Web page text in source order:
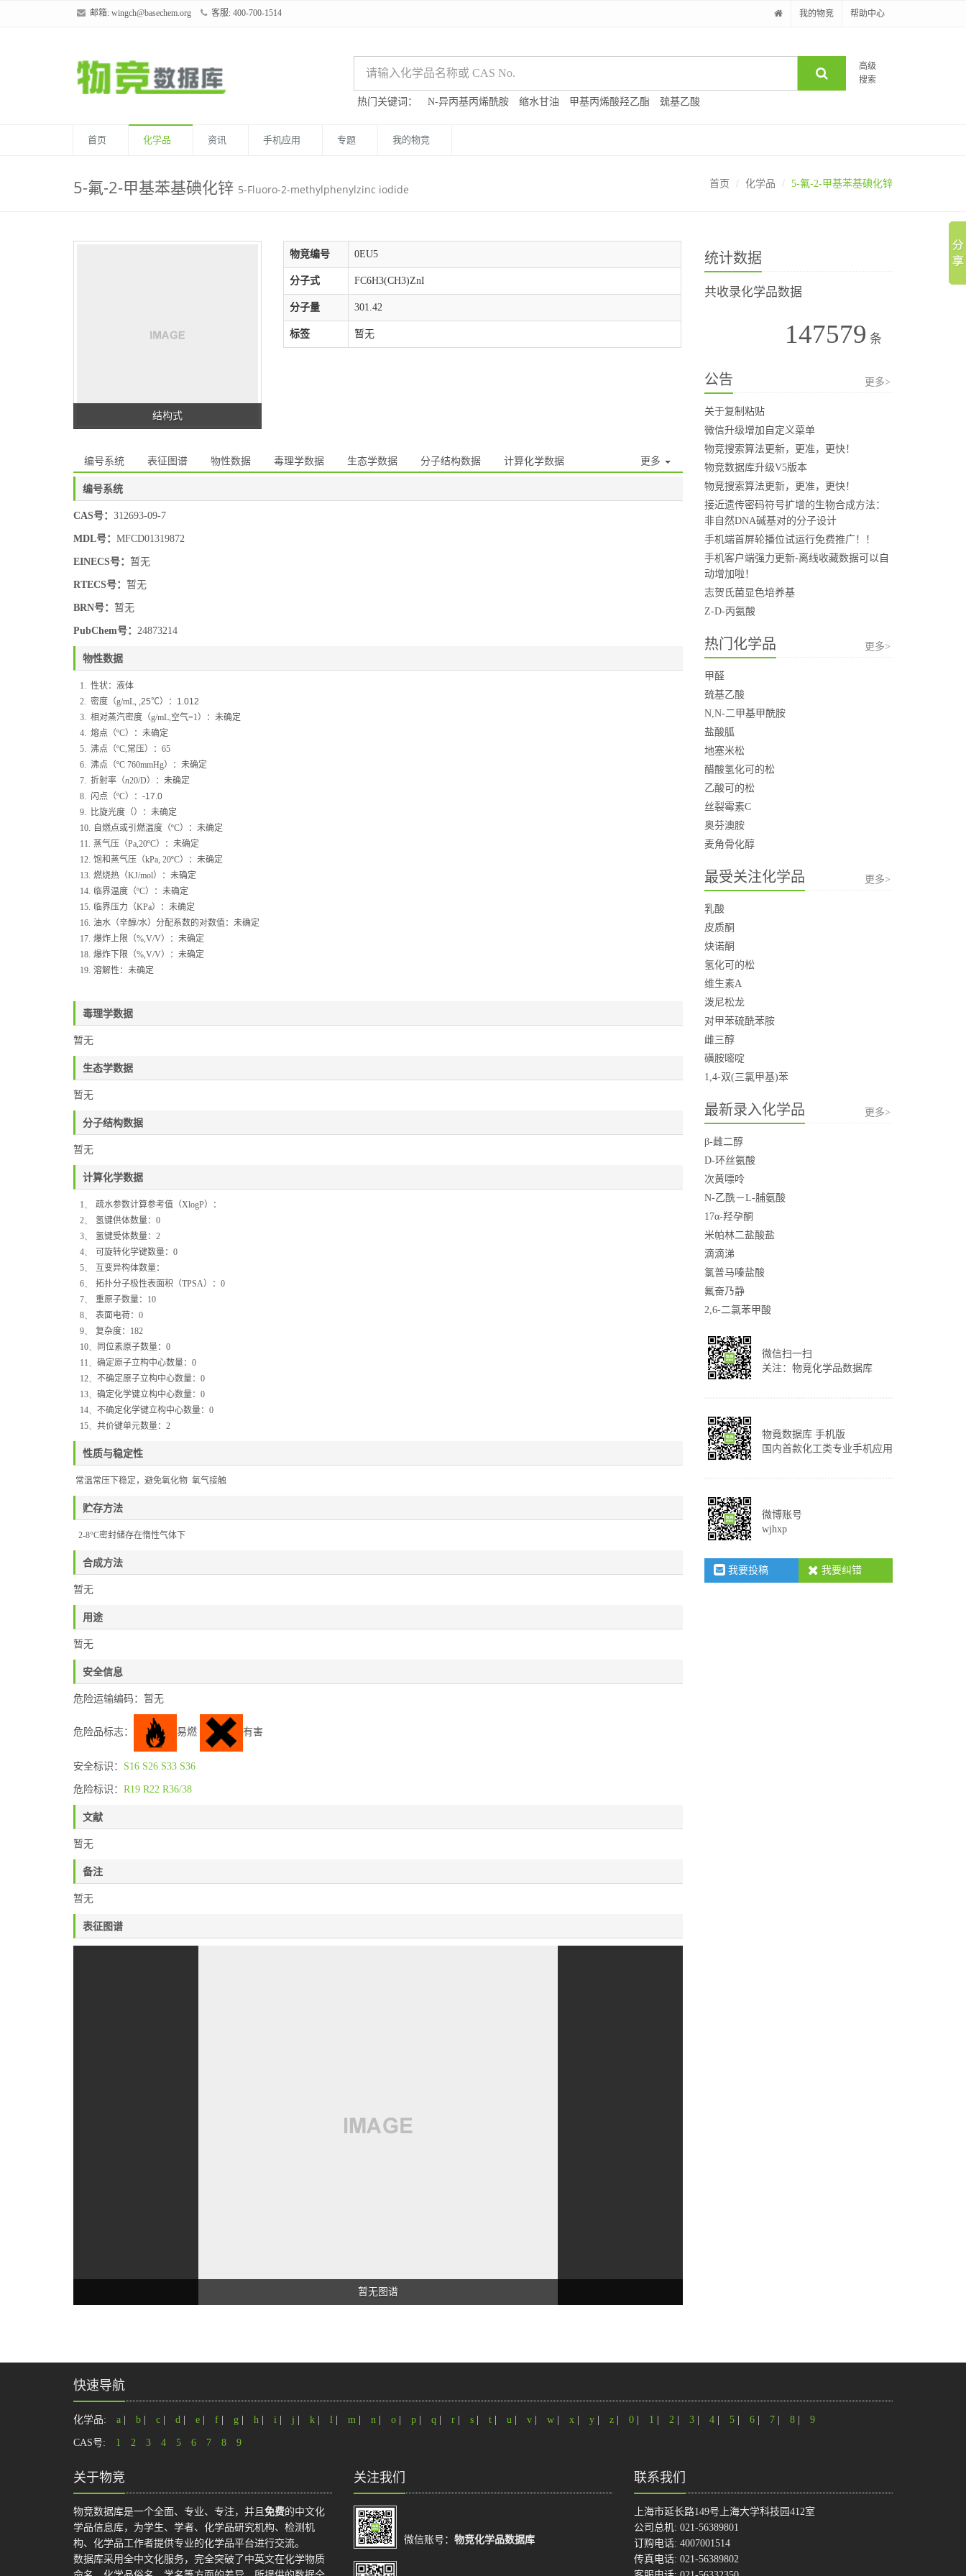
邮箱: wingch@basechem.org 客服: 400-700-1514 我的物竞 帮助中心
高级
搜索
热门关键词： N-异丙基丙烯酰胺 缩水甘油 甲基丙烯酸羟乙酯 巯基乙酸
首页 化学品 资讯 手机应用 专题 我的物竞
5-氟-2-甲基苯基碘化锌 5-Fluoro-2-methylphenylzinc iodide 首页 化学品 5-氟-2-甲基苯基碘化锌
结构式
物竞编号 0EU5
分子式 FC6H3(CH3)ZnI
分子量 301.42
标签 暂无
编号系统 表征图谱 物性数据 毒理学数据 生态学数据 分子结构数据 计算化学数据 更多
编号系统
CAS号： 312693-09-7
MDL号： MFCD01319872
EINECS号： 暂无
RTECS号： 暂无
BRN号： 暂无
PubChem号： 24873214
物性数据
1. 性状：液体
2. 密度（g/mL, ,25℃）： 1.012
3. 相对蒸汽密度（g/mL,空气=1）：未确定
4. 熔点（ºC）：未确定
5. 沸点（ºC,常压）：65
6. 沸点（ºC 760mmHg）：未确定
7. 折射率 （n20/D）：未确定
8. 闪点（ºC） ：-17.0
9.
比旋光度 （）：未确定
10. 自燃点或引燃温度（ºC）：未确定
11. 蒸气压（Pa,20ºC）：未确定
12. 饱和蒸气压（kPa, 20ºC）：未确定
13. 燃烧热（KJ/mol）：未确定
14. 临界温度（ºC）：未确定
15. 临界压力（KPa）：未确定
16. 油水（辛醇/水）分配系数的对数值：未确定
17. 爆炸上限（%,V/V）：未确定
18. 爆炸下限（%,V/V）：未确定
19. 溶解性：未确定
毒理学数据
暂无
生态学数据
暂无
分子结构数据
暂无
计算化学数据
1、 疏水参数计算参考值（XlogP）：
2、
氢键供体数量：0
3、
氢键受体数量：2
4、
可旋转化学键数量：0
5、
互变异构体数量：
6、
拓扑分子极性表面积（TPSA）：0
7、
重原子数量： 10
8、
表面电荷：0
9、
复杂度： 182
10、
同位素原子数量：0
11、确定原子立构中心数量：0
12、不确定原子立构中心数量：0
13、确定化学键立构中心数量：0
14、不确定化学键立构中心数量：0
15、共价键单元数量：2
性质与稳定性
常温常压下稳定，避免氧化物 氧气接触
贮存方法
2-8°C密封储存在惰性气体下
合成方法
暂无
用途
暂无
安全信息
危险运输编码：暂无
危险品标志： 易燃 有害
安全标识： S16 S26 S33 S36
危险标识： R19 R22 R36/38
文献
暂无
备注
暂无
表征图谱
暂无图谱
统计数据
共收录化学品数据
147579 条
公告 更多>
关于复制粘贴
微信升级增加自定义菜单
物竞搜索算法更新，更准，更快！
物竞数据库升级V5版本
物竞搜索算法更新，更准，更快！
接近遗传密码符号扩增的生物合成方法：
非自然DNA碱基对的分子设计
手机端首屏轮播位试运行免费推广！！
手机客户端强力更新-离线收藏数据可以自
动增加啦！
志贺氏菌显色培养基
Z-D-丙氨酸
热门化学品 更多>
甲醛
巯基乙酸
N,N-二甲基甲酰胺
盐酸胍
地塞米松
醋酸氢化可的松
乙酸可的松
丝裂霉素C
奥芬澳胺
麦角骨化醇
最受关注化学品 更多>
乳酸
皮质酮
炔诺酮
氢化可的松
维生素A
泼尼松龙
对甲苯硫酰苯胺
雌三醇
磺胺嘧啶
1,4-双(三氯甲基)苯
最新录入化学品 更多>
β-雌二醇
D-环丝氨酸
次黄嘌呤
N-乙酰－L-脯氨酸
17α-羟孕酮
米帕林二盐酸盐
滴滴涕
氯普马嗪盐酸
氟奋乃静
2,6-二氯苯甲酸
微信扫一扫
关注：物竞化学品数据库
物竟数据库 手机版
国内首款化工类专业手机应用
微博账号
wjhxp
我要投稿 我要纠错
快速导航
化学品: a b c d e f g h i j k l m n o p q r s t u v w x y z 0 1 2 3 4 5 6 7 8 9
CAS号: 1 2 3 4 5 6 7 8 9
关于物竞
物竞数据库是一个全面、专业、专注，并且 免费的中文化
学品信息库，为学生、学者、化学品研究机构、检测机
构、化学品工作者提供专业的化学品平台进行交流。
数据库采用全中文化服务，完全突破了中英文在化学物质
关注我们
微信账号： 物竞化学品数据库
联系我们
上海市延长路149号上海大学科技园412室
公司总机: 021-56389801
订购电话: 4007001514
传真电话: 021-56389802